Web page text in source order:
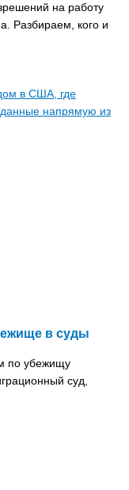
на работу
Разбираем, кого и
в суды
по убежищу
суд,